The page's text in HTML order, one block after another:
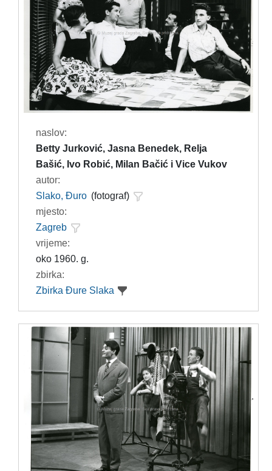
naslov:
Betty Jurković, Jasna Benedek, Relja
Bašić, Ivo Robić, Milan Bačić i Vice Vukov
autor:
Slako, Đuro (fotograf)
mjesto:
Zagreb
vrijeme:
oko 1960. g.
zbirka:
Zbirka Đure Slaka